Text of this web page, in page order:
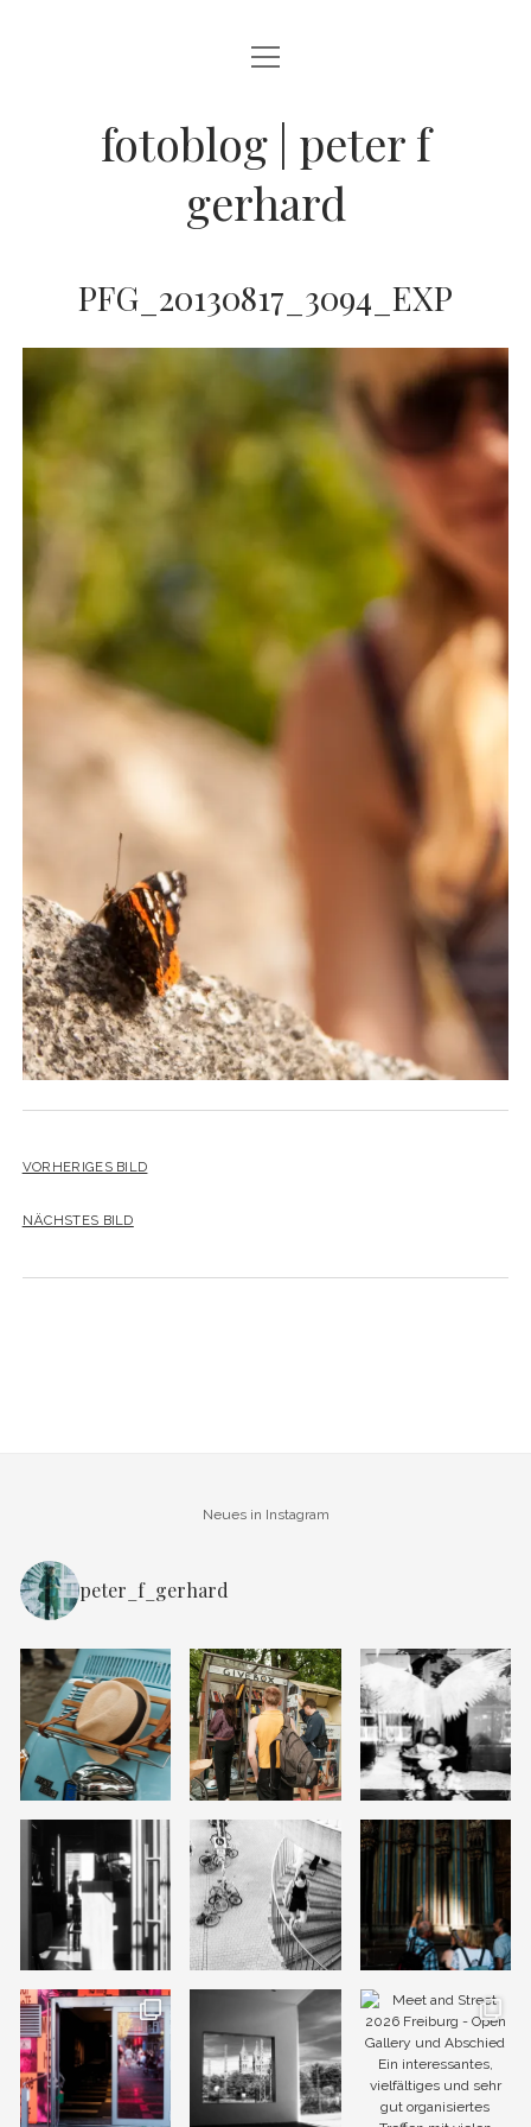
BLOG
JAZZ LIVE !
ZEN MOMENTE
WANDERLUST
öffnen
DATENSCHUTZ
instagram
Menü
öffnen
fotoblog | peter f
gerhard
PFG_20130817_3094_EXP
VORHERIGES BILD
NÄCHSTES BILD
Neues in Instagram
peter_f_gerhard